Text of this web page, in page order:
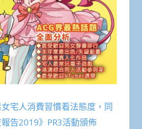
宅人消費習慣看法態度，同
告2019》PR3活動頒佈